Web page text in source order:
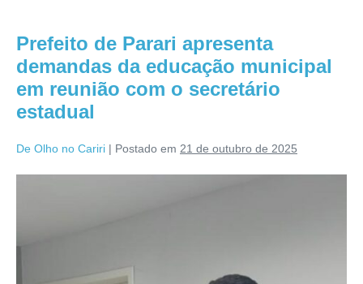
Prefeito de Parari apresenta
demandas da educação municipal
em reunião com o secretário
estadual
De Olho no Cariri | Postado em 21 de outubro de 2025